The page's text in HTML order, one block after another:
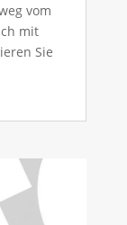
vom
mit
Sie